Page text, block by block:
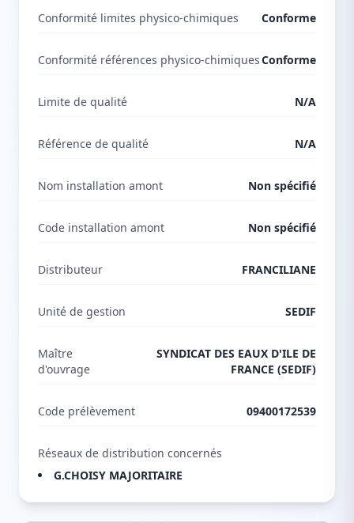
Conformité limites physico-chimiques Conforme
Conformité références physico-chimiquesConforme
Limite de qualité N/A
Référence de qualité N/A
Nom installation amont Non spécifié
Code installation amont Non spécifié
Distributeur FRANCILIANE
Unité de gestion SEDIF
Maître
d'ouvrage
SYNDICAT DES EAUX D'ILE DE
FRANCE (SEDIF)
Code prélèvement 09400172539
Réseaux de distribution concernés
G.CHOISY MAJORITAIRE